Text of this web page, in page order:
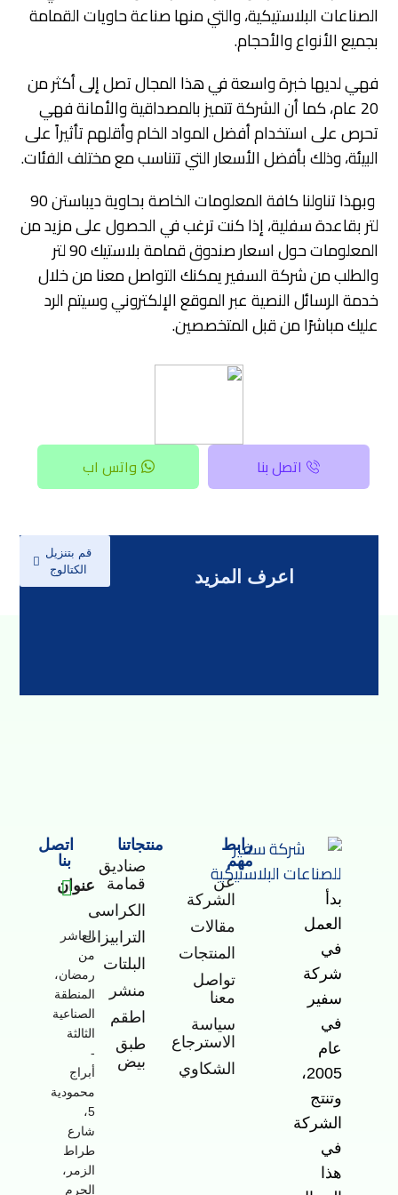
الصناعات البلاستيكية، والتي منها صناعة حاويات القمامة
بجميع الأنواع والأحجام.
فهي لديها خبرة واسعة في هذا المجال تصل إلى أكثر من
20 عام، كما أن الشركة تتميز بالمصداقية والأمانة فهي
تحرص على استخدام أفضل المواد الخام وأقلهم تأثيراً على
البيئة، وذلك بأفضل الأسعار التي تتناسب مع مختلف الفئات.
وبهذا تناولنا كافة المعلومات الخاصة بحاوية ديباستن 90
لتر بقاعدة سفلية، إذا كنت ترغب في الحصول على مزيد من
المعلومات حول اسعار صندوق قمامة بلاستيك 90 لتر
والطلب من شركة السفير يمكنك التواصل معنا من خلال
خدمة الرسائل النصية عبر الموقع الإلكتروني وسيتم الرد
عليك مباشرًا من قبل المتخصصين.
اتصل بنا واتس اب
اعرف المزيد
قم بتنزيل
الكتالوج
بدأ
العمل
في
شركة
سفير
في
عام
2005،
وتنتج
الشركة
في
هذا
رابط
مهم
عن
الشركة
مقالات
المنتجات
تواصل
معنا
سياسة
الاسترجاع
الشكاوي
منتجاتنا
صناديق
قمامة
الكراسى
الترابيزات
البلتات
منشر
اطقم
طبق
بيض
اتصل
بنا
عنوان
-
العاشر
من
رمضان،
المنطقة
الصناعية
الثالثة
-
أبراج
محمودية
5،
شارع
طراط
الزمر،
الحرم